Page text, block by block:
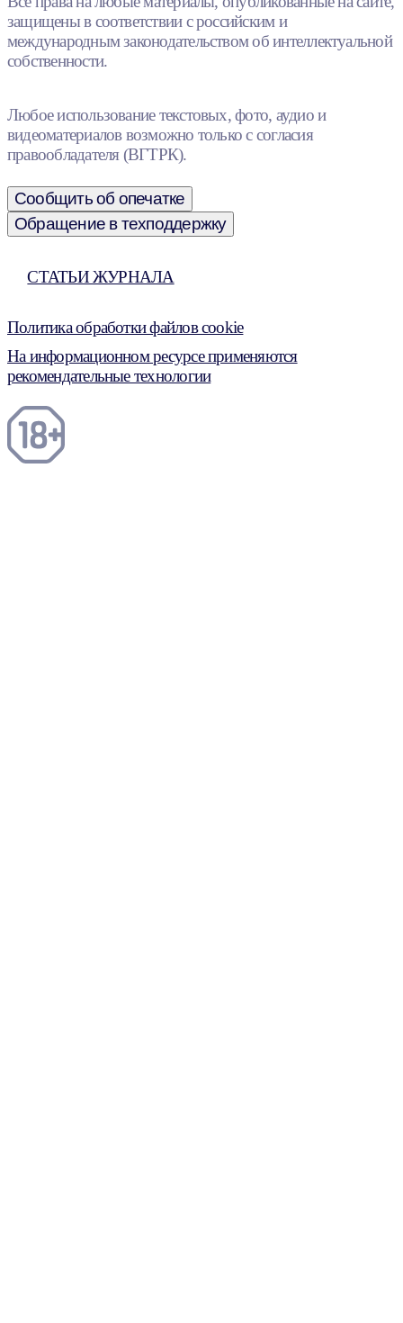
защищены в соответствии с российским и
международным законодательством об интеллектуальной
собственности.
Любое использование текстовых, фото, аудио и
видеоматериалов возможно только с согласия
правообладателя (ВГТРК).
Сообщить об опечатке
Обращение в техподдержку
СТАТЬИ ЖУРНАЛА
Политика обработки файлов cookie
На информационном ресурсе применяются
рекомендательные технологии